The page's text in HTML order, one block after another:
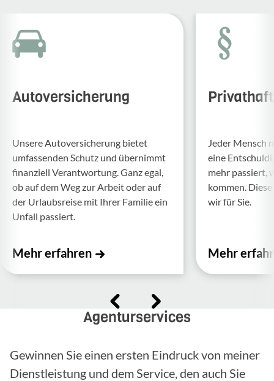
Autoversicherung
Unsere Auto­ver­si­che­rung bietet
umfas­senden Schutz und über­nimmt
finan­ziell Verant­wor­tung. Ganz egal,
ob auf dem Weg zur Arbeit oder auf
der Urlaubs­reise mit Ihrer Familie ein
Unfall passiert.
Mehr erfahren
Jeder Mensch
eine
mehr passiert,
kommen.
wir für Sie.
Mehr
Agenturservices
Gewinnen Sie einen ersten Eindruck von meiner
Dienstleistung und dem Service, den auch Sie